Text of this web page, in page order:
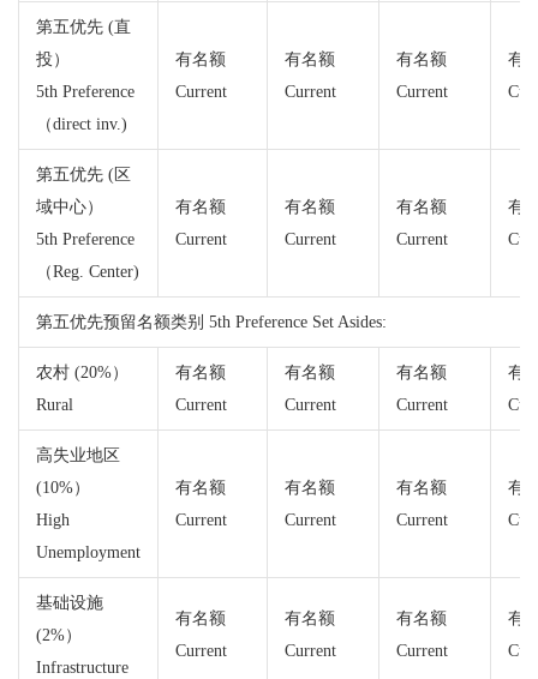
第五优先 (直
投）
5th Preference
（direct inv.)
有名额
Current
有名额
Current
有名额
Current
有
第五优先 (区
域中心）
5th Preference
（Reg. Center)
有名额
Current
有名额
Current
有名额
Current
有
第五优先预留名额类别 5th Preference Set Asides:
农村 (20%）
Rural
有名额
Current
有名额
Current
有名额
Current
有
高失业地区
(10%）
High
Unemployment
有名额
Current
有名额
Current
有名额
Current
有
基础设施
(2%）
Infrastructure
有名额
Current
有名额
Current
有名额
Current
有